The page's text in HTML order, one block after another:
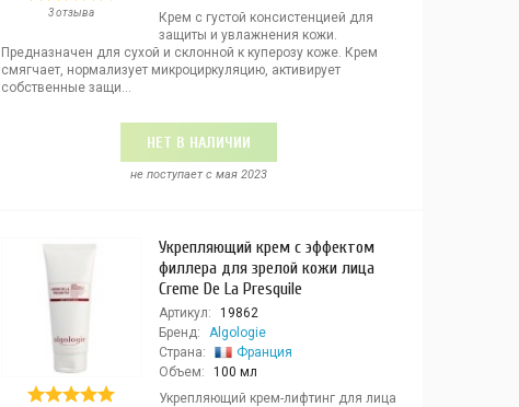
3 отзыва
Крем с густой консистенцией для
защиты и увлажнения кожи.
Предназначен для сухой и склонной к куперозу коже. Крем
смягчает, нормализует микроциркуляцию, активирует
собственные защи...
НЕТ В НАЛИЧИИ
не поступает c мая 2023
Укрепляющий крем с эффектом
филлера для зрелой кожи лица
Creme De La Presquile
Артикул:
19862
Бренд:
Algologie
Страна:
Франция
Объем:
100 мл
Укрепляющий крем-лифтинг для лица